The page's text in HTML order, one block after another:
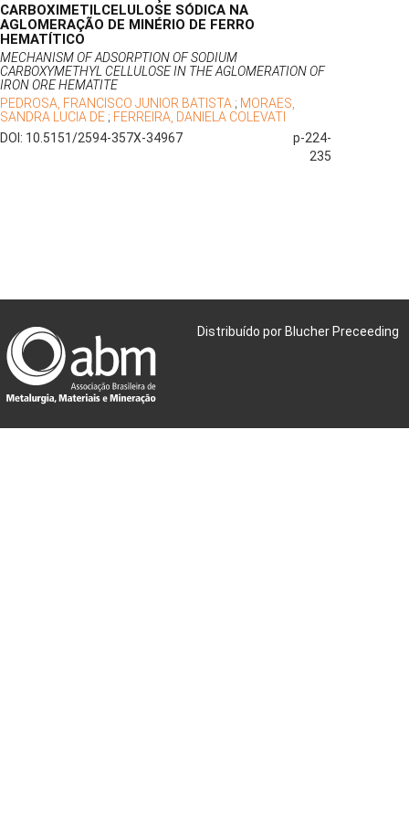
CARBOXIMETILCELULOSE SÓDICA NA
AGLOMERAÇÃO DE MINÉRIO DE FERRO
HEMATÍTICO
MECHANISM OF ADSORPTION OF SODIUM
CARBOXYMETHYL CELLULOSE IN THE AGLOMERATION OF
IRON ORE HEMATITE
PEDROSA, FRANCISCO JUNIOR BATISTA ; MORAES,
SANDRA LUCIA DE ; FERREIRA, DANIELA COLEVATI
DOI: 10.5151/2594-357X-34967
p-224-
235
Distribuído por Blucher Preceeding